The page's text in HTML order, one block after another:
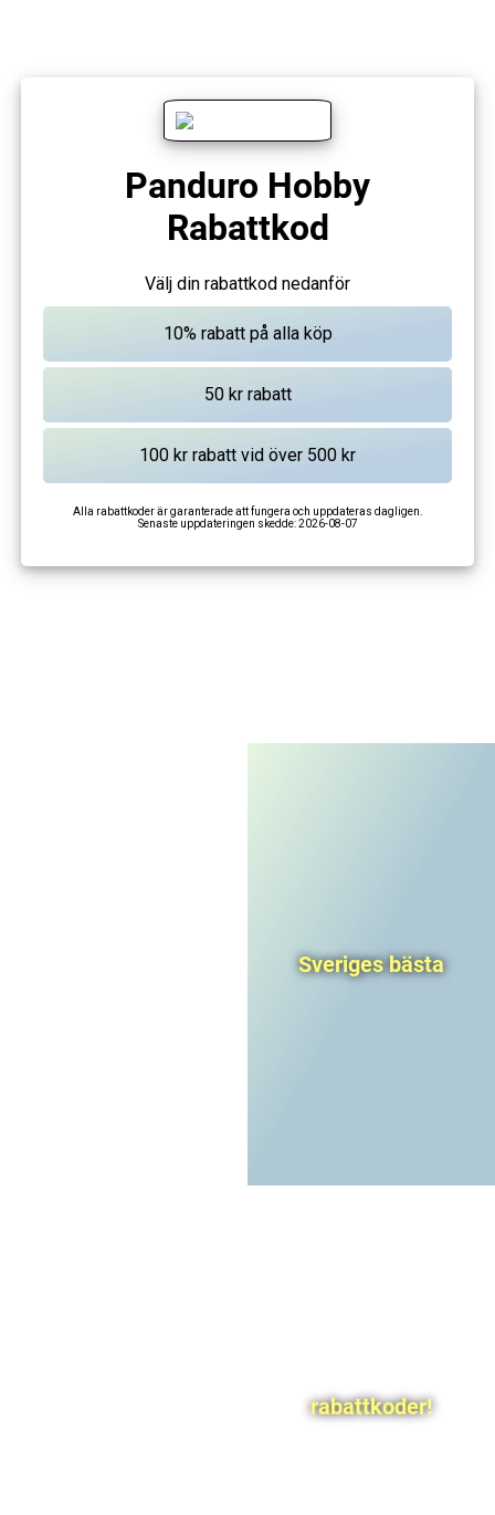
Panduro Hobby
Rabattkod
Välj din rabattkod nedanför
Alla rabattkoder är garanterade att fungera och uppdateras dagligen.
Senaste uppdateringen skedde:2026-08-07
Sveriges bästa
rabattkoder!